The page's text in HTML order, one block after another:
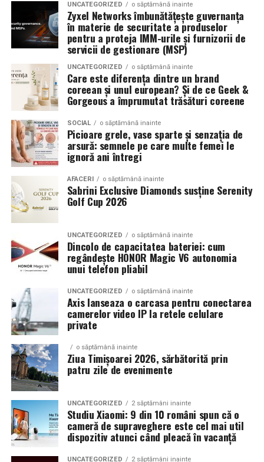
La evenimentele auto din Cluj, anvelopele nu sunt doar
componente functionale, ci si elemente vizuale. Publicul
si fotografii surprind adesea detalii precum modul in
care roata umple aripa, distanta fata de caroserie si
aspectul general al ansamblului roata-janta.
Anvelopele curate, cu dimensiuni corecte si uzura
uniforma, contribuie la imaginea profesionala a unei
masini de show. In multe cazuri, acestea completeaza
jantele si intaresc conceptul ales de proprietar, fie ca
vorbim despre un stil elegant, sportiv sau minimalist.
Echilibrul dintre estetica si utilizare reala
Un aspect specific evenimentelor auto din Cluj este
prezenta multor masini care nu sunt doar proiecte de
show, ci si vehicule utilizate zilnic. Proprietarii acestora
cauta solutii care sa le permita sa participe la
evenimente fara a sacrifica complet confortul sau
siguranta pe drumurile publice.
In acest context, anvelopele alese trebuie sa ofere un
echilibru intre aspect si functionalitate. Multi pasionati
opteaza pentru anvelope care arata bine la show, dar
care pot fi folosite si in conditii reale de trafic,
indiferent de vreme sau sezon.
De ce conteaza tipul de anvelopa la evenimentele din
Cluj
Clujul este un oras in care vremea poate fi imprevizibila,
iar drumurile din imprejurimi includ atat zone urbane,
cat si trasee montane sau colinare. O masina pregatita
UNCATEGORIZED o săptămână inainte
Zyxel Networks îmbunătățește guvernanța
în materie de securitate a produselor
pentru a proteja IMM-urile și furnizorii de
servicii de gestionare (MSP)
UNCATEGORIZED o săptămână inainte
Care este diferența dintre un brand
coreean și unul european? Și de ce Geek &
Gorgeous a împrumutat trăsături coreene
SOCIAL o săptămână inainte
Picioare grele, vase sparte și senzația de
arsură: semnele pe care multe femei le
ignoră ani întregi
AFACERI o săptămână inainte
Sabrini Exclusive Diamonds susține Serenity
Golf Cup 2026
UNCATEGORIZED o săptămână inainte
Dincolo de capacitatea bateriei: cum
regândește HONOR Magic V6 autonomia
unui telefon pliabil
UNCATEGORIZED o săptămână inainte
Axis lanseaza o carcasa pentru conectarea
camerelor video IP la retele celulare
private
o săptămână inainte
Ziua Timișoarei 2026, sărbătorită prin
patru zile de evenimente
UNCATEGORIZED 2 săptămâni inainte
Studiu Xiaomi: 9 din 10 români spun că o
cameră de supraveghere este cel mai util
dispozitiv atunci când pleacă în vacanță
UNCATEGORIZED 2 săptămâni inainte